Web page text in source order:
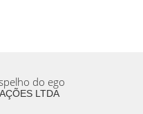
do ego
LTDA